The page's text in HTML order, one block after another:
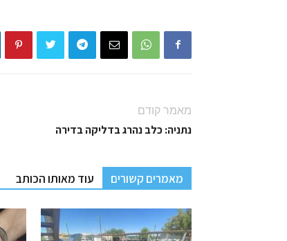
מאמר קודם
נתניה: כלב נהרג בדליקה בדירה
מאמרים קשורים עוד מאותו הכותב